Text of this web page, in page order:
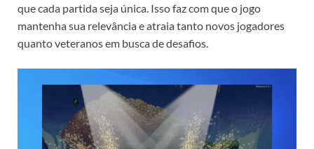
que cada partida seja única. Isso faz com que o jogo
mantenha sua relevância e atraia tanto novos jogadores
quanto veteranos em busca de desafios.